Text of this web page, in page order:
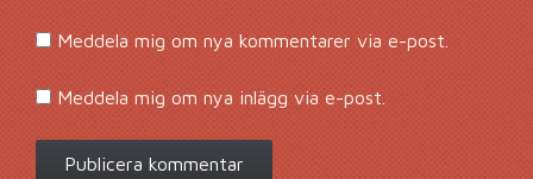
Meddela mig om nya kommentarer via e-post.
Meddela mig om nya inlägg via e-post.